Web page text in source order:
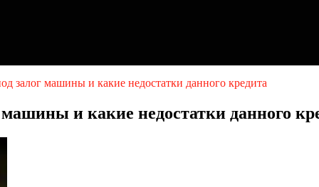
залог машины и какие недостатки данного кредита
и какие недостатки данного